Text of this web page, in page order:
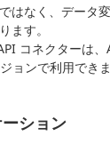
はなく、データ
ます。
コネクターは
ョンで利用できま
ション